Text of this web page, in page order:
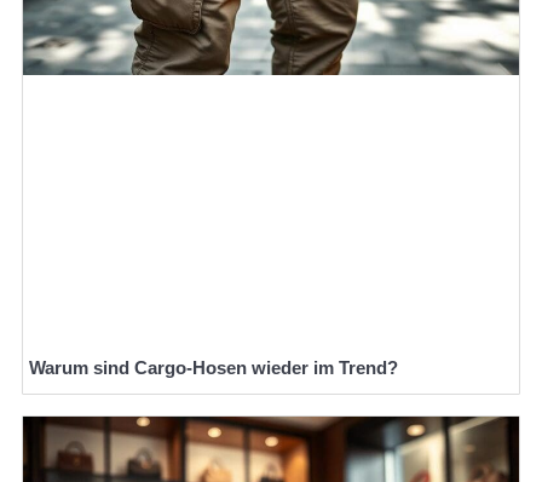
Warum sind Cargo-Hosen wieder im Trend?